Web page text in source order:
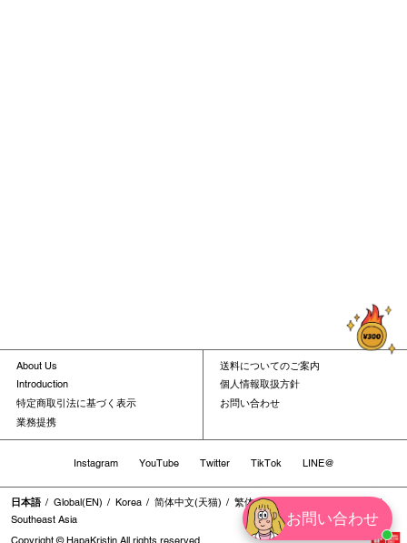
お問い合わせ
About Us
Introduction
特定商取引法に基づく表示
業務提携
送料についてのご案内
個人情報取扱方針
お問い合わせ
Instagram YouTube Twitter TikTok LINE@
日本語 Global(EN) Korea 简体中文(天猫) 繁体中文
Southeast Asia
Copyright © HapaKristin All rights reserved.